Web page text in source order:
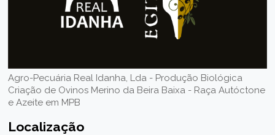
Agro-Pecuária Real Idanha, Lda - Produção Biológica
Criação de Ovinos Merino da Beira Baixa - Raça Autóctone
e Azeite em MPB
Localização